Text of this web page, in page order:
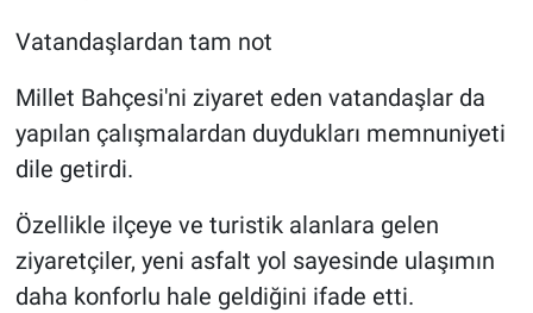
Vatandaşlardan tam not
Millet Bahçesi'ni ziyaret eden vatandaşlar da
yapılan çalışmalardan duydukları memnuniyeti
dile getirdi.
Özellikle ilçeye ve turistik alanlara gelen
ziyaretçiler, yeni asfalt yol sayesinde ulaşımın
daha konforlu hale geldiğini ifade etti.